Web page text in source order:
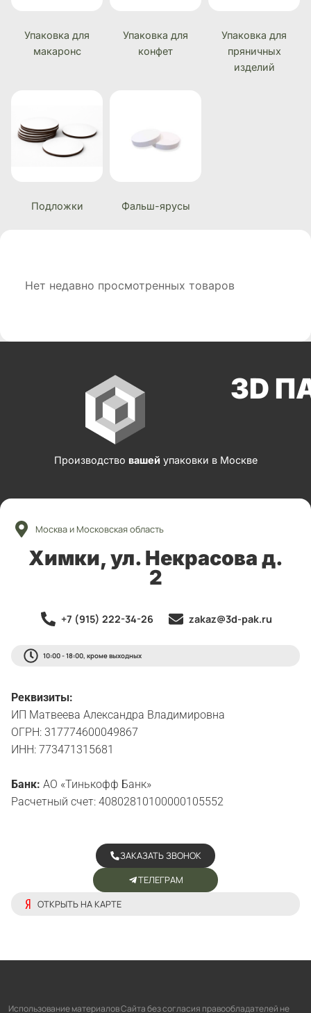
Упаковка для
макаронс
Упаковка для
конфет
Упаковка для
пряничных
изделий
Подложки Фальш-ярусы
Нет недавно просмотренных товаров
3D
Производство вашей упаковки в Москве
Москва и Московская область
Химки, ул. Некрасова д.
2
+7 (915) 222-34-26 zakaz@3d-pak.ru
10:00 - 18:00, кроме выходных
Реквизиты:
ИП Матвеева Александра Владимировна
ОГРН: 317774600049867
ИНН: 773471315681
Банк: АО «Тинькофф Банк»
Расчетный счет: 40802810100000105552
ОТКРЫТЬ НА КАРТЕ
ТЕЛЕГРАМ
ЗАКАЗАТЬ ЗВОНОК
Использование материалов Сайта без согласия правообладателей не